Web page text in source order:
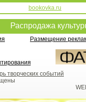
bookovka.ru
Распродажа
Размещение
творческих событий